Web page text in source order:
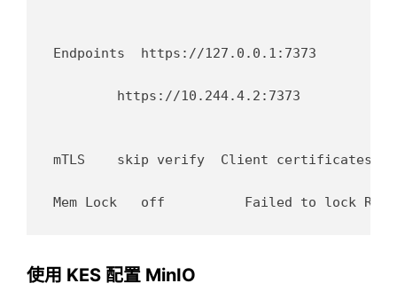
Endpoints  https://127.0.0.1:7373
mTLS   	skip verify  Client certificates are not verified
使用 KES 配置 MinIO